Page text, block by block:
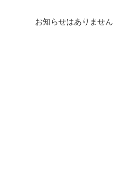
お知らせはありません